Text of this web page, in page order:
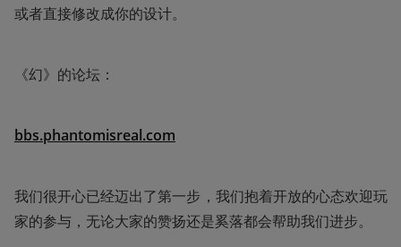
或者直接修改成你的设计。
《幻》的论坛：
bbs.phantomisreal.com
我们很开心已经迈出了第一步，我们抱着开放的心态欢迎玩
家的参与，无论大家的赞扬还是奚落都会帮助我们进步。